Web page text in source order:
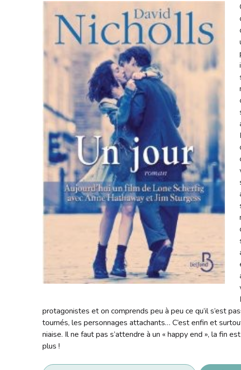
protagonistes et on comprends peu à peu ce qu’il s’est
tournés, les personnages attachants… C’est enfin et
niaise. Il ne faut pas s’attendre à un « happy end », la fin
plus !